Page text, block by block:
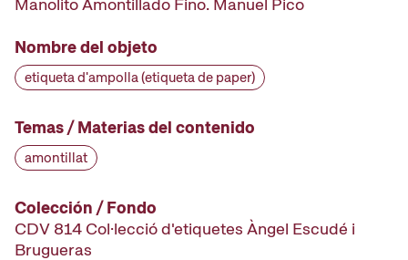
Nombre del objeto
etiqueta d'ampolla (etiqueta de paper)
Temas / Materias del contenido
amontillat
Colección / Fondo
CDV 814 Col·lecció d'etiquetes Àngel Escudé i
Brugueras